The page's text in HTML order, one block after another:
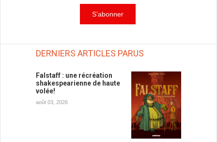
DERNIERS ARTICLES PARUS
Falstaff : une récréation
shakespearienne de haute
volée!
août 03, 2026